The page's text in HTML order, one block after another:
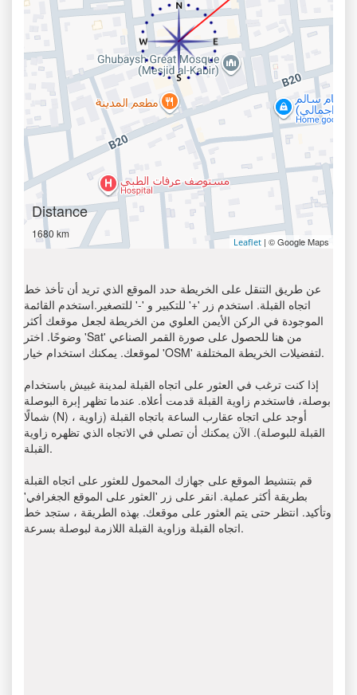
Distance
1680 km
Leaflet | © Google Maps
عن طريق التنقل على الخريطة حدد الموقع الذي تريد أن تأخذ خط
اتجاه القبلة. استخدم زر '+' للتكبير و '-' للتصغير.استخدم القائمة
الموجودة في الركن الأيمن العلوي من الخريطة لجعل موقعك أكثر
وضوحًا. اختر 'Sat' من هنا للحصول على صورة القمر الصناعي
لموقعك. يمكنك استخدام خيار 'OSM' لتفضيلات الخريطة المختلفة.
إذا كنت ترغب في العثور على اتجاه القبلة لمدينة غبيش باستخدام
بوصلة، فاستخدم زاوية القبلة قدمت أعلاه. عندما تظهر إبرة البوصلة
شمالًا (N) ، أوجد على اتجاه عقارب الساعة باتجاه القبلة (زاوية
القبلة للبوصلة). الآن يمكنك أن تصلي في الاتجاه الذي تظهره زاوية
القبلة.
قم بتنشيط الموقع على جهازك المحمول للعثور على اتجاه القبلة
بطريقة أكثر عملية. انقر على زر 'العثور على الموقع الجغرافي'
وتأكيد. انتظر حتى يتم العثور على موقعك. بهذه الطريقة ، ستجد خط
اتجاه القبلة وزاوية القبلة اللازمة لبوصلة بسرعة.